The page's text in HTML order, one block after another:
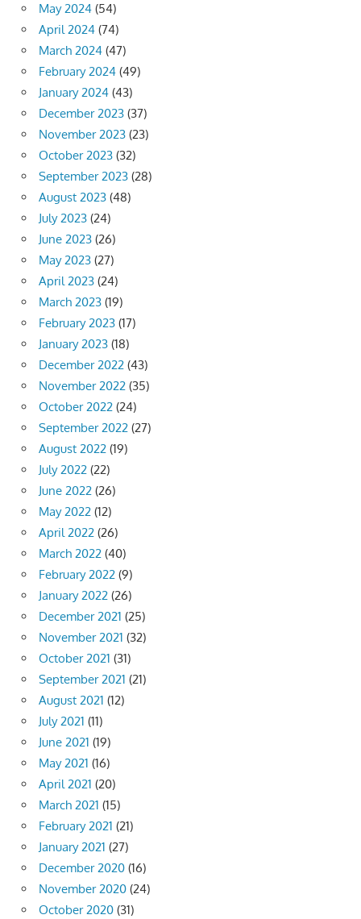
May 2024 (54)
April 2024 (74)
March 2024 (47)
February 2024 (49)
January 2024 (43)
December 2023 (37)
November 2023 (23)
October 2023 (32)
September 2023 (28)
August 2023 (48)
July 2023 (24)
June 2023 (26)
May 2023 (27)
April 2023 (24)
March 2023 (19)
February 2023 (17)
January 2023 (18)
December 2022 (43)
November 2022 (35)
October 2022 (24)
September 2022 (27)
August 2022 (19)
July 2022 (22)
June 2022 (26)
May 2022 (12)
April 2022 (26)
March 2022 (40)
February 2022 (9)
January 2022 (26)
December 2021 (25)
November 2021 (32)
October 2021 (31)
September 2021 (21)
August 2021 (12)
July 2021 (11)
June 2021 (19)
May 2021 (16)
April 2021 (20)
March 2021 (15)
February 2021 (21)
January 2021 (27)
December 2020 (16)
November 2020 (24)
October 2020 (31)